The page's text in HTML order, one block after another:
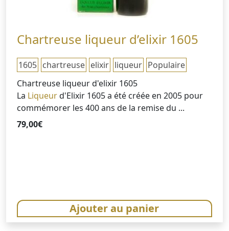
Chartreuse liqueur d’elixir 1605
1605 chartreuse elixir liqueur Populaire
Chartreuse liqueur d'elixir 1605
La Liqueurd'Elixir 1605 a été créée en 2005 pour
commémorer les 400 ans de la remise du ...
79,00€
Ajouter au panier